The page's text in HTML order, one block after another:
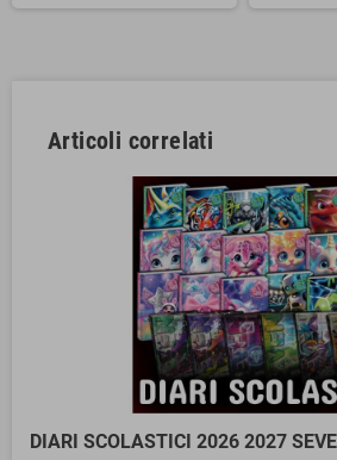
Articoli correlati
DIARI SCOLASTICI 2026 2027